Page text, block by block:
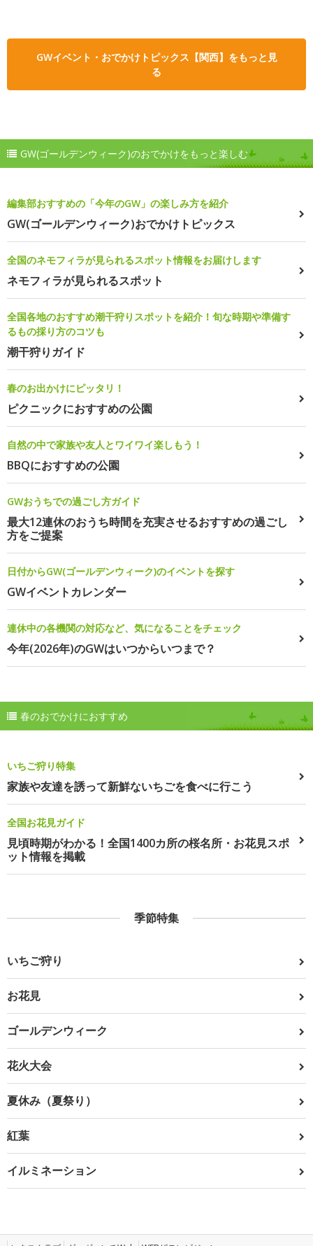
GWイベント・おでかけトピックス【関西】をもっと見
る
GW(ゴールデンウィーク)のおでかけをもっと楽しむ
編集部おすすめの「今年のGW」の楽しみ方を紹介
GW(ゴールデンウィーク)おでかけトピックス
全国のネモフィラが見られるスポット情報をお届けします
ネモフィラが見られるスポット
全国各地のおすすめ潮干狩りスポットを紹介！旬な時期や準備す
るもの採り方のコツも
潮干狩りガイド
春のお出かけにピッタリ！
ピクニックにおすすめの公園
自然の中で家族や友人とワイワイ楽しもう！
BBQにおすすめの公園
GWおうちでの過ごし方ガイド
最大12連休のおうち時間を充実させるおすすめの過ごし
方をご提案
日付からGW(ゴールデンウィーク)のイベントを探す
GWイベントカレンダー
連休中の各機関の対応など、気になることをチェック
今年(2026年)のGWはいつからいつまで？
春のおでかけにおすすめ
いちご狩り特集
家族や友達を誘って新鮮ないちごを食べに行こう
全国お花見ガイド
見頃時期がわかる！全国1400カ所の桜名所・お花見スポ
ット情報を掲載
季節特集
いちご狩り
お花見
ゴールデンウィーク
花火大会
夏休み（夏祭り）
紅葉
イルミネーション